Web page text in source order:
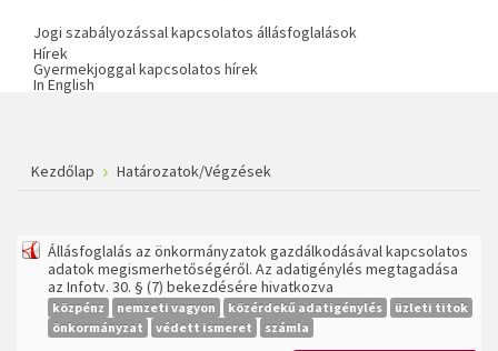
Jogi szabályozással kapcsolatos állásfoglalások
Hírek
Gyermekjoggal kapcsolatos hírek
In English
Kezdőlap Határozatok/Végzések
Állásfoglalás az önkormányzatok gazdálkodásával kapcsolatos
adatok megismerhetőségéről. Az adatigénylés megtagadása
az Infotv. 30. § (7) bekezdésére hivatkozva
közpénz nemzeti vagyon közérdekű adatigénylés
üzleti titok
önkormányzat
védett ismeret számla